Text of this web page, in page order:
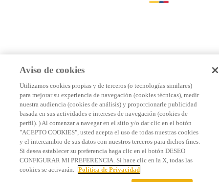
Aviso de cookies
Utilizamos cookies propias y de terceros (o tecnologías similares)
para mejorar su experiencia de navegación (cookies técnicas), medir
nuestra audiencia (cookies de análisis) y proporcionarle publicidad
basada en sus actividades e intereses de navegación (cookies de
perfil). ) Al comenzar a navegar en el sitio y/o dar clic en el botón
"ACEPTO COOKIES", usted acepta el uso de todas nuestras cookies
y el intercambio de sus datos con nuestros terceros para dichos fines.
Si desea establecer su preferencia haga clic en el botón DESEO
CONFIGURAR MI PREFERENCIA. Si hace clic en la X, todas las
cookies se activarán. Política de Privacidad